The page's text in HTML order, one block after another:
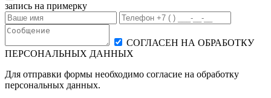
запись на примерку
СОГЛАСЕН НА ОБРАБОТКУ
ПЕРСОНАЛЬНЫХ ДАННЫХ
Для отправки формы необходимо согласие на обработку
персональных данных.